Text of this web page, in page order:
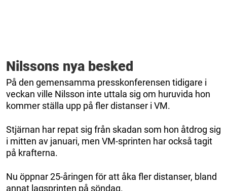
Nilssons nya besked
På den gemensamma presskonferensen tidigare i
veckan ville Nilsson inte uttala sig om huruvida hon
kommer ställa upp på fler distanser i VM.
Stjärnan har repat sig från skadan som hon åtdrog sig
i mitten av januari, men VM-sprinten har också tagit
på krafterna.
Nu öppnar 25-åringen för att åka fler distanser, bland
annat lagsprinten på söndag.